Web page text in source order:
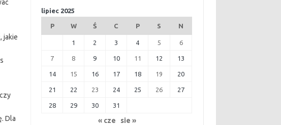
jakie
Dla
lipiec 2025
P W Ś C P S N
1 2 3 4 5 6
7 8 9 10 11 12 13
14 15 16 17 18 19 20
21 22 23 24 25 26 27
28 29 30 31
« cze sie »